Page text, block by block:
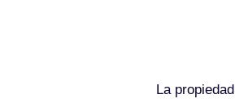
La propiedad